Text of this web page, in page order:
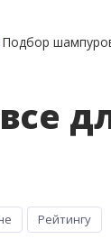
Подбор
Рейтингу